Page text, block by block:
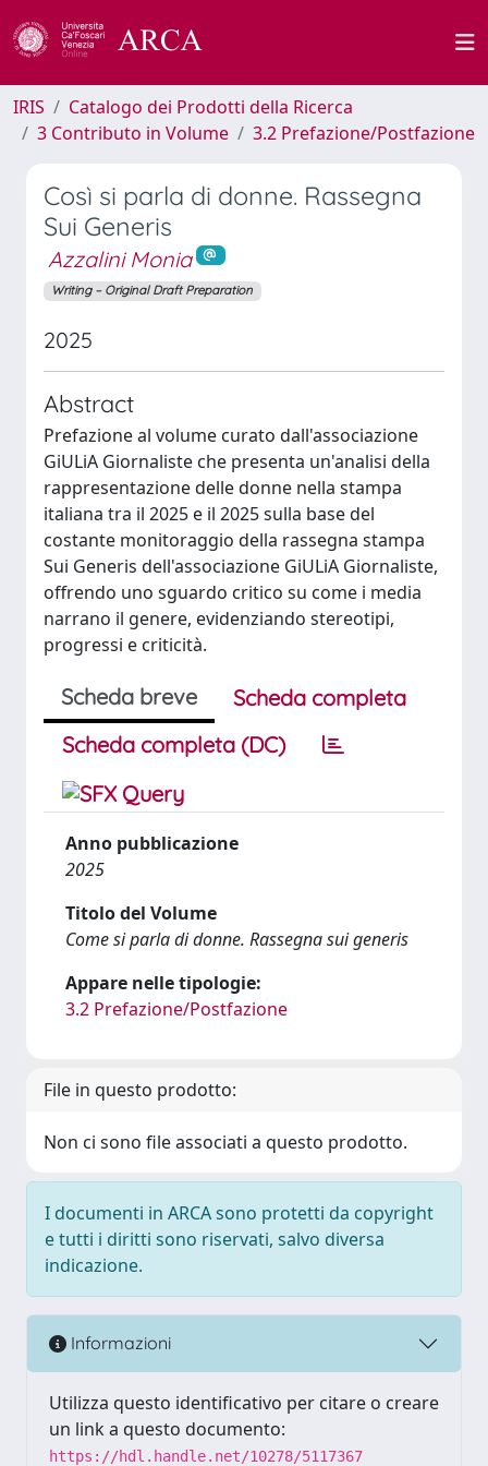
IRIS
Catalogo dei Prodotti della Ricerca
3 Contributo in Volume
3.2 Prefazione/Postfazione
Così si parla di donne. Rassegna
Sui Generis
Azzalini Monia
Writing – Original Draft Preparation
2025
Abstract
Prefazione al volume curato dall'associazione
GiULiA Giornaliste che presenta un'analisi della
rappresentazione delle donne nella stampa
italiana tra il 2025 e il 2025 sulla base del
costante monitoraggio della rassegna stampa
Sui Generis dell'associazione GiULiA Giornaliste,
offrendo uno sguardo critico su come i media
narrano il genere, evidenziando stereotipi,
progressi e criticità.
Scheda breve
Scheda completa
Scheda completa (DC)
Anno pubblicazione
2025
Titolo del Volume
Come si parla di donne. Rassegna sui generis
Appare nelle tipologie:
3.2 Prefazione/Postfazione
File in questo prodotto:
Non ci sono file associati a questo prodotto.
I documenti in ARCA sono protetti da copyright
e tutti i diritti sono riservati, salvo diversa
indicazione.
Informazioni
Utilizza questo identificativo per citare o creare
un link a questo documento:
https://hdl.handle.net/10278/5117367